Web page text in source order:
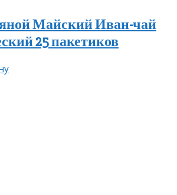
Майский Иван-чай
25 пакетиков